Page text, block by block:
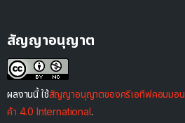
สัญญาอนุญาต
ผลงานนี้ ใช้สัญญาอนุญาตของครีเอทีฟคอมมอน
ค้า 4.0 International.